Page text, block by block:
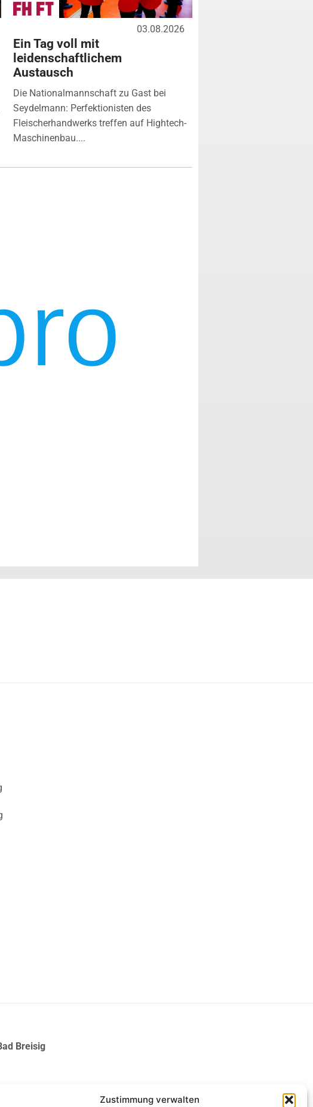
Zustimmung verwalten
03.08.2026
Ein Tag voll mit
leidenschaftlichem
Austausch
Die Nationalmannschaft zu Gast bei
Seydelmann: Perfektionisten des
Fleischerhandwerks treffen auf Hightech-
Maschinenbau....
Breisig